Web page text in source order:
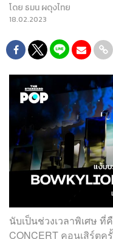
โดย ธมน ผดุงไทย
18.02.2023
นับเป็นช่วงเวลาพิเศษ ที่
CONCERT คอนเสิร์ต